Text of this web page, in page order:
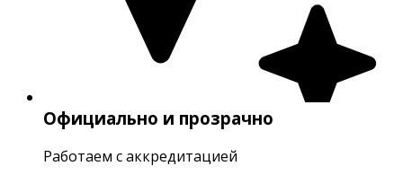
Официально и прозрачно
Работаем с аккредитацией